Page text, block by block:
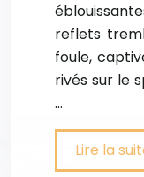
reflets
foule,
rivés sur le
…
Lire la